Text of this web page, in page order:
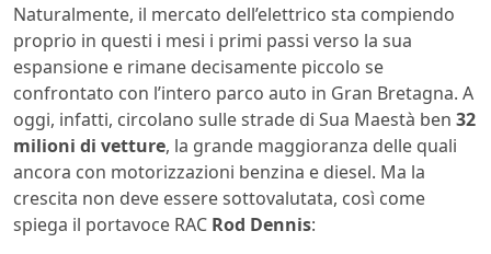
Naturalmente, il mercato dell’elettrico sta compiendo
proprio in questi i mesi i primi passi verso la sua
espansione e rimane decisamente piccolo se
confrontato con l’intero parco auto in Gran Bretagna. A
oggi, infatti, circolano sulle strade di Sua Maestà ben 32
milioni di vetture, la grande maggioranza delle quali
ancora con motorizzazioni benzina e diesel. Ma la
crescita non deve essere sottovalutata, così come
spiega il portavoce RAC Rod Dennis: